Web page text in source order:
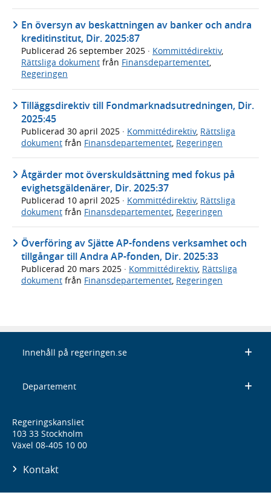
En översyn av beskattningen av banker och andra
kreditinstitut, Dir. 2025:87
Publicerad 26 september 2025 · Kommittédirektiv,
Rättsliga dokument från Finansdepartementet,
Regeringen
Tilläggsdirektiv till Fondmarknadsutredningen, Dir.
2025:45
Publicerad 30 april 2025 · Kommittédirektiv, Rättsliga
dokument från Finansdepartementet, Regeringen
Åtgärder mot överskuldsättning med fokus på
evighetsgäldenärer, Dir. 2025:37
Publicerad 10 april 2025 · Kommittédirektiv, Rättsliga
dokument från Finansdepartementet Regeringen
Överföring av Sjätte AP-fondens verksamhet och
tillgångar till Andra AP-fonden, Dir. 2025:33
Publicerad 20 mars 2025 · Kommittédirektiv, Rättsliga
dokument från Finansdepartementet, Regeringen
Innehåll på regeringen.se
Departement
Regeringskansliet
103 33 Stockholm
Växel 08-405 10 00
Kontakt